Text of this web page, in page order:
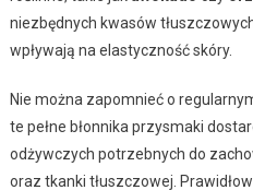
niezbędnych kwasów
wpływają na elastyczność skóry.
Nie można zapomnieć o
te pełne błonnika przysmaki
odżywczych potrzebnych do
oraz tkanki tłuszczowej.